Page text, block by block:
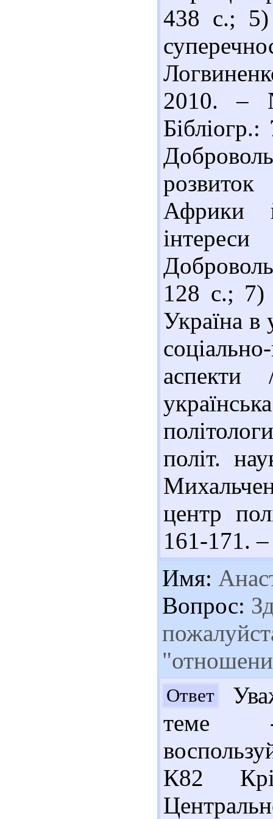
438 с.; 5)
2010. –
Африки
128 с.;
Україна в
політ.
центр
161-171. –
Имя:
Вопрос:
Ответ
теме -
К82